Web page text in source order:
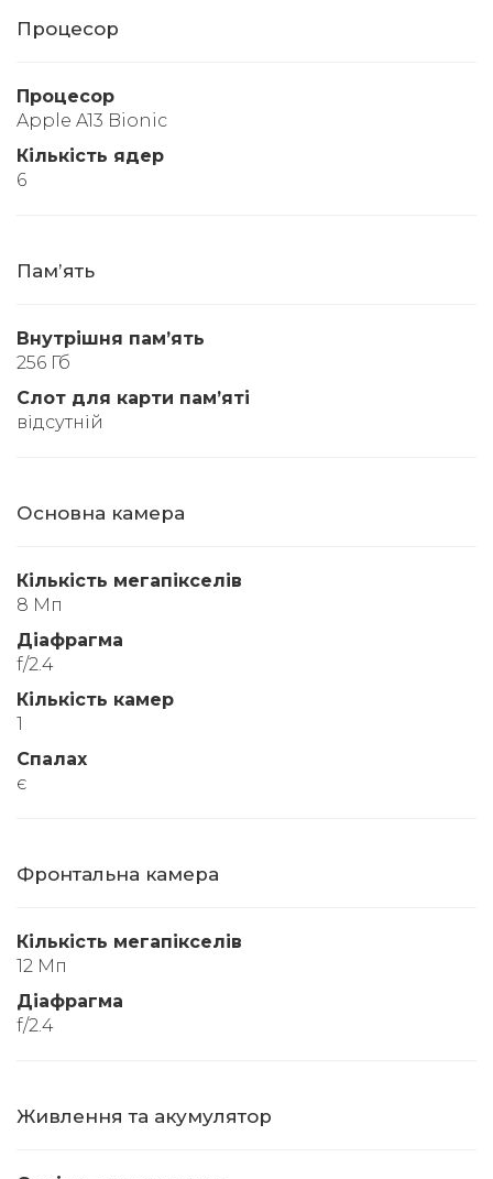
Процесор
Процесор
Apple A13 Bionic
Кількість ядер
6
Памʼять
Внутрішня памʼять
256 Гб
Слот для карти памʼяті
відсутній
Основна камера
Кількість мегапікселів
8 Мп
Діафрагма
f/2.4
Кількість камер
1
Спалах
є
Фронтальна камера
Кількість мегапікселів
12 Мп
Діафрагма
f/2.4
Живлення та акумулятор